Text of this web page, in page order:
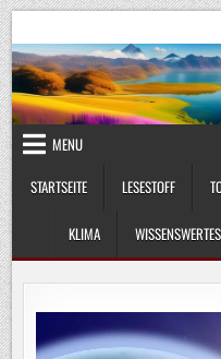
Skip
to
content
MENU
STARTSEITE
LESESTOFF
KLIMA WISSENSWERTES